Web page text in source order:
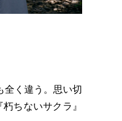
全く違う。思い切
ちないサクラ』